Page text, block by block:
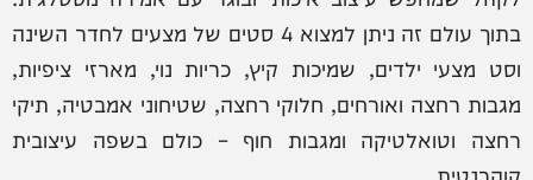
בתוך עולם זה ניתן למצוא 4 סטים של מצעים לחדר השינה
וסט מצעי ילדים, שמיכות קיץ, כריות נוי, מארזי ציפיות,
מגבות רחצה ואורחים, חלוקי רחצה, שטיחוני אמבטיה, תיקי
רחצה וטואלטיקה ומגבות חוף – כולם בשפה עיצובית